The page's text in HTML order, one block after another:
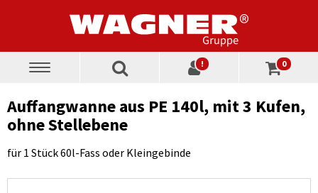
Toggle
! 0
Auffangwanne aus PE 140l, mit 3 Kufen,
ohne Stellebene
für 1 Stück 60l-Fass oder Kleingebinde